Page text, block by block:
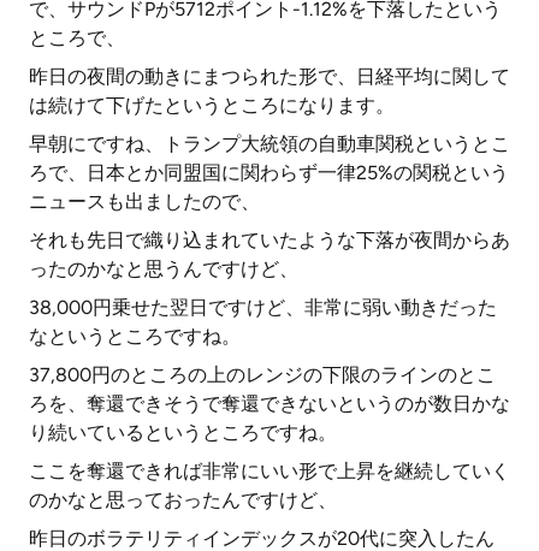
で、サウンドPが5712ポイント-1.12%を下落したという
ところで、
昨日の夜間の動きにまつられた形で、日経平均に関して
は続けて下げたというところになります。
早朝にですね、トランプ大統領の自動車関税というとこ
ろで、日本とか同盟国に関わらず一律25%の関税という
ニュースも出ましたので、
それも先日で織り込まれていたような下落が夜間からあ
ったのかなと思うんですけど、
38,000円乗せた翌日ですけど、非常に弱い動きだった
なというところですね。
37,800円のところの上のレンジの下限のラインのとこ
ろを、奪還できそうで奪還できないというのが数日かな
り続いているというところですね。
ここを奪還できれば非常にいい形で上昇を継続していく
のかなと思っておったんですけど、
昨日のボラテリティインデックスが20代に突入したん